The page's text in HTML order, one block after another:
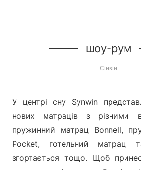
шоу-рум
Сінвін
У центрі сну Synwin
нових матраців з різними
пружинний матрац Bonnell,
Pocket, готельний матрац
згортається тощо. Щоб